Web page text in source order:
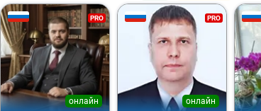
PRO
онлайн
PRO
онлайн